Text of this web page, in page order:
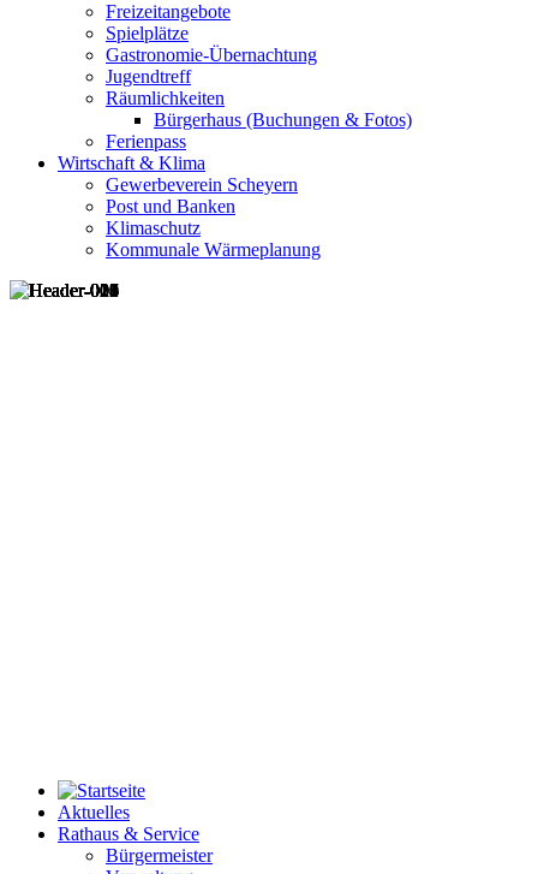
Freizeitangebote
Spielplätze
Gastronomie-Übernachtung
Jugendtreff
Räumlichkeiten
Bürgerhaus (Buchungen & Fotos)
Ferienpass
Wirtschaft & Klima
Gewerbeverein Scheyern
Post und Banken
Klimaschutz
Kommunale Wärmeplanung
Aktuelles
Rathaus & Service
Bürgermeister